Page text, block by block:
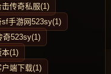
传奇私服(1)
手游网523sy(1)
奇523sy(1)
(1)
端下载(1)